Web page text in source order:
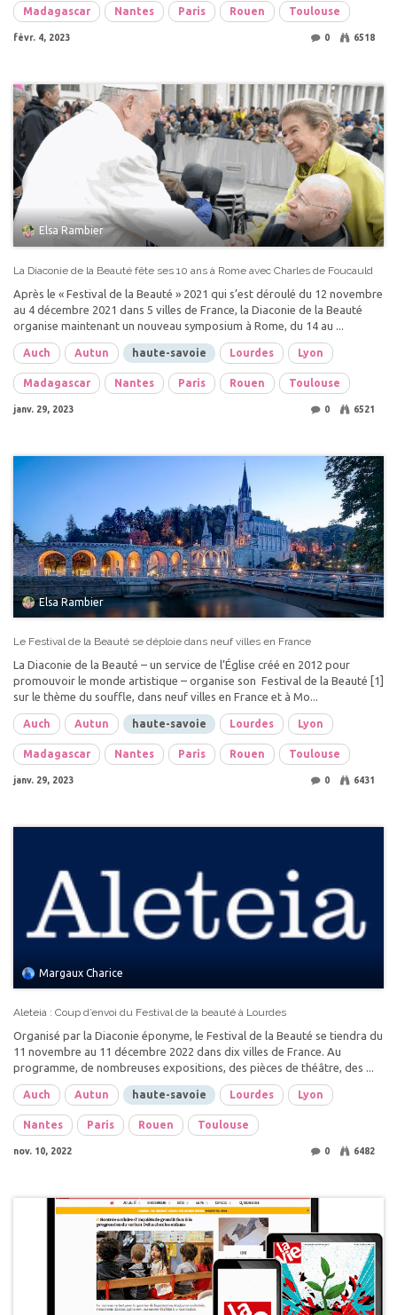
Madagascar Nantes Paris Rouen Toulouse
févr. 4, 2023 0 6518
Elsa Rambier
La Diaconie de la Beauté fête ses 10 ans à Rome avec Charles de Foucauld
Après le « Festival de la Beauté » 2021 qui s’est déroulé du 12 novembre
au 4 décembre 2021 dans 5 villes de France, la Diaconie de la Beauté
organise maintenant un nouveau symposium à Rome, du 14 au ...
Auch Autun haute-savoie Lourdes Lyon
Madagascar Nantes Paris Rouen Toulouse
janv. 29, 2023 0 6521
Elsa Rambier
Le Festival de la Beauté se déploie dans neuf villes en France
La Diaconie de la Beauté – un service de l’Église créé en 2012 pour
promouvoir le monde artistique – organise son Festival de la Beauté [1]
sur le thème du souffle, dans neuf villes en France et à Mo...
Auch Autun haute-savoie Lourdes Lyon
Madagascar Nantes Paris Rouen Toulouse
janv. 29, 2023 0 6431
Margaux Charice
Aleteia : Coup d’envoi du Festival de la beauté à Lourdes
Organisé par la Diaconie éponyme, le Festival de la Beauté se tiendra du
11 novembre au 11 décembre 2022 dans dix villes de France. Au
programme, de nombreuses expositions, des pièces de théâtre, des ...
Auch Autun haute-savoie Lourdes Lyon
Nantes Paris Rouen Toulouse
nov. 10, 2022 0 6482